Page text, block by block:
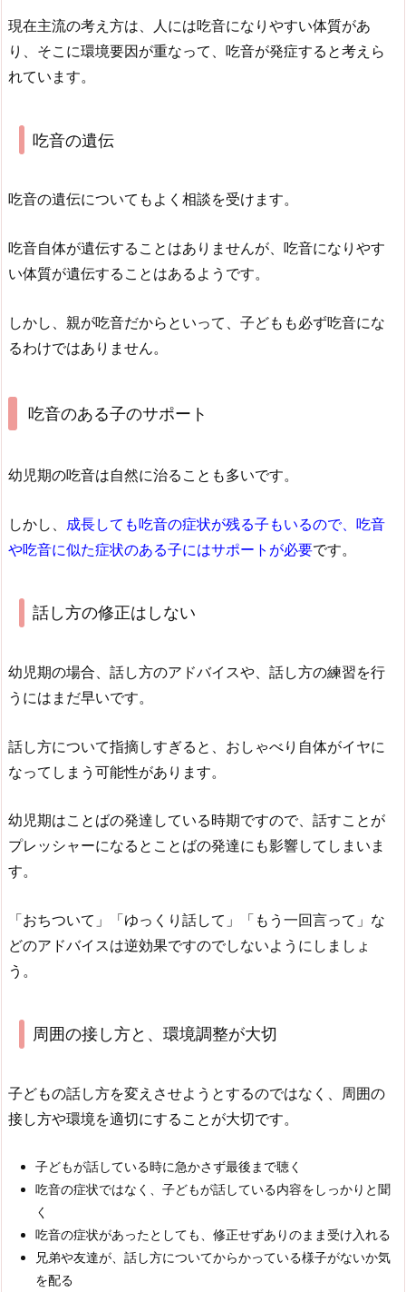
現在主流の考え方は、人には吃音になりやすい体質があ
り、そこに環境要因が重なって、吃音が発症すると考えら
れています。
吃音の遺伝
吃音の遺伝についてもよく相談を受けます。
吃音自体が遺伝することはありませんが、吃音になりやす
い体質が遺伝することはあるようです。
しかし、親が吃音だからといって、子どもも必ず吃音にな
るわけではありません。
吃音のある子のサポート
幼児期の吃音は自然に治ることも多いです。
しかし、 成長しても吃音の症状が残る子もいるので、吃音
や吃音に似た症状のある子にはサポートが必要です。
話し方の修正はしない
幼児期の場合、話し方のアドバイスや、話し方の練習を行
うにはまだ早いです。
話し方について指摘しすぎると、おしゃべり自体がイヤに
なってしまう可能性があります。
幼児期はことばの発達している時期ですので、話すことが
プレッシャーになるとことばの発達にも影響してしまいま
す。
「おちついて」「ゆっくり話して」「もう一回言って」な
どのアドバイスは逆効果ですのでしないようにしましょ
う。
周囲の接し方と、環境調整が大切
子どもの話し方を変えさせようとするのではなく、周囲の
接し方や環境を適切にすることが大切です。
子どもが話している時に急かさず最後まで聴く
吃音の症状ではなく、子どもが話している内容をしっかりと聞
く
吃音の症状があったとしても、修正せずありのまま受け入れる
兄弟や友達が、話し方についてからかっている様子がないか気
を配る